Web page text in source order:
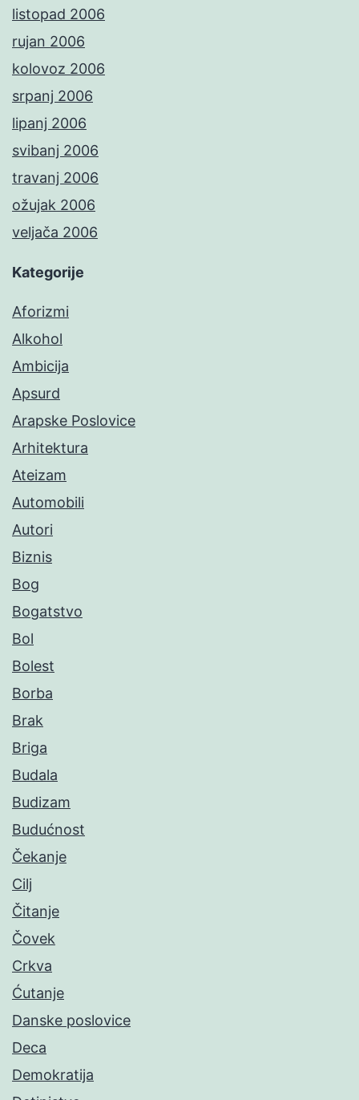
listopad 2006
rujan 2006
kolovoz 2006
srpanj 2006
lipanj 2006
svibanj 2006
travanj 2006
ožujak 2006
veljača 2006
Kategorije
Aforizmi
Alkohol
Ambicija
Apsurd
Arapske Poslovice
Arhitektura
Ateizam
Automobili
Autori
Biznis
Bog
Bogatstvo
Bol
Bolest
Borba
Brak
Briga
Budala
Budizam
Budućnost
Čekanje
Cilj
Čitanje
Čovek
Crkva
Ćutanje
Danske poslovice
Deca
Demokratija